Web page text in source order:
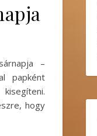
–
papként
hogy